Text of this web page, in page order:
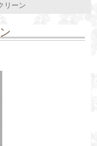
リーン